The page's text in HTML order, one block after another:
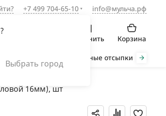
?
Выбрать город
+7 499 704-65-10 info@мульча.рф
Сравнить Корзина
мульча Декоративные отсыпки
16мм), шт